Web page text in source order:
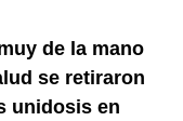
de la mano
se retiraron
unidosis en